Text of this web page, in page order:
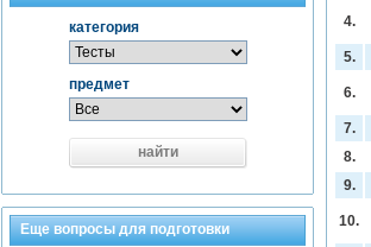
4.
5.
6.
7.
8.
9.
10.
категория
предмет
найти
Еще вопросы для подготовки